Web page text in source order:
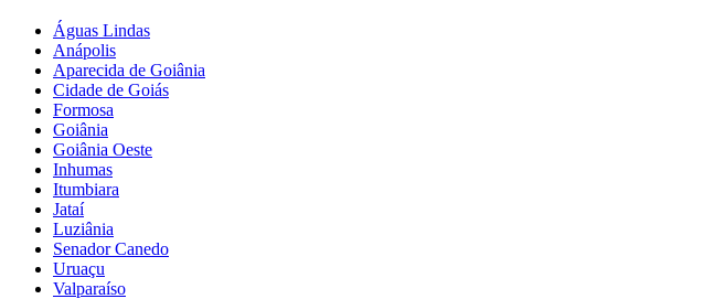
Águas Lindas
Anápolis
Aparecida de Goiânia
Cidade de Goiás
Formosa
Goiânia
Goiânia Oeste
Inhumas
Itumbiara
Jataí
Luziânia
Senador Canedo
Uruaçu
Valparaíso